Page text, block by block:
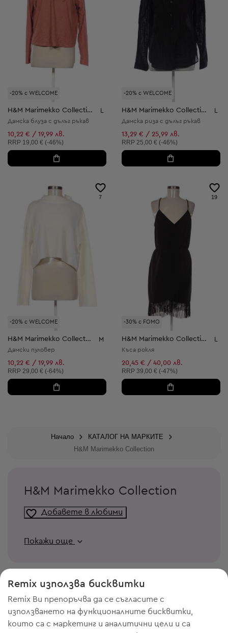
-20% с WELCOME
H&M Marimekko Collection L
Дамска блуза с дълъг ръкав
10,22 € / 19,99 лв.
Препоръчителна цена:
RRP 19,00 € (-46%)
-20% с WELCOME
H&M Marimekko Collection L
Дамска риза с дълъг ръкав
13,29 € / 25,99 лв.
Препоръчителна цена:
RRP 25,00 € (-46%)
-20% с WELCOME
7
H&M Marimekko Collection M
Дамски пуловер
10,22 € / 19,99 лв.
Препоръчителна цена:
RRP 29,00 € (-64%)
-30% с FOMO
19
H&M Marimekko Collection L
Къса рокля
20,45 € / 40,00 лв.
Препоръчителна цена:
RRP 39,00 € (-47%)
Начало
КАТАЛОГ НА МАРКИТЕ
H&M Marimekko Collection
H&M Marimekko Collection
Добавете в любими
Покажи още
Remix използва бисквитки
Remix Ви препоръчва да се съгласите с
използването на функционалните бисквитки,
които са с маркетинг и аналитични цели и са